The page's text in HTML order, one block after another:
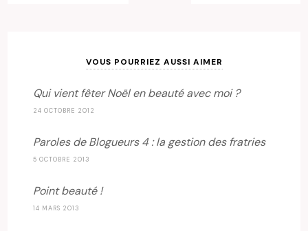
VOUS POURRIEZ AUSSI AIMER
Qui vient fêter Noël en beauté avec moi ?
24 OCTOBRE 2012
Paroles de Blogueurs 4 : la gestion des fratries
5 OCTOBRE 2013
Point beauté !
14 MARS 2013